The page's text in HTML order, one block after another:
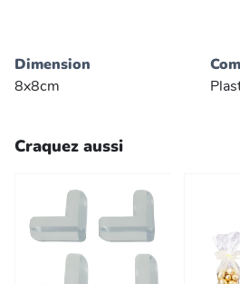
Dimension
8x8cm
Craquez aussi